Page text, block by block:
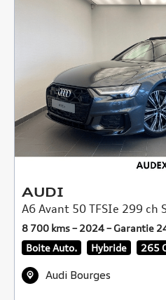
AUDI
A6 Avant 50 TFSIe 299 ch
8 700 kms – 2024 – Garantie
Boite Auto.
Hybride 265
Audi Bourges